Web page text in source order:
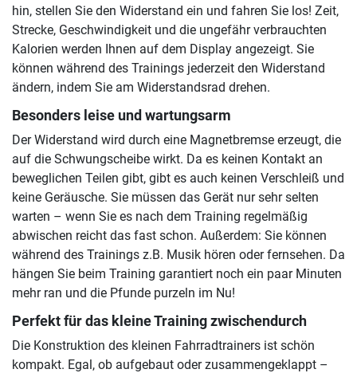
hin, stellen Sie den Widerstand ein und fahren Sie los! Zeit,
Strecke, Geschwindigkeit und die ungefähr verbrauchten
Kalorien werden Ihnen auf dem Display angezeigt. Sie
können während des Trainings jederzeit den Widerstand
ändern, indem Sie am Widerstandsrad drehen.
Besonders leise und wartungsarm
Der Widerstand wird durch eine Magnetbremse erzeugt, die
auf die Schwungscheibe wirkt. Da es keinen Kontakt an
beweglichen Teilen gibt, gibt es auch keinen Verschleiß und
keine Geräusche. Sie müssen das Gerät nur sehr selten
warten – wenn Sie es nach dem Training regelmäßig
abwischen reicht das fast schon. Außerdem: Sie können
während des Trainings z.B. Musik hören oder fernsehen. Da
hängen Sie beim Training garantiert noch ein paar Minuten
mehr ran und die Pfunde purzeln im Nu!
Perfekt für das kleine Training zwischendurch
Die Konstruktion des kleinen Fahrradtrainers ist schön
kompakt. Egal, ob aufgebaut oder zusammengeklappt –